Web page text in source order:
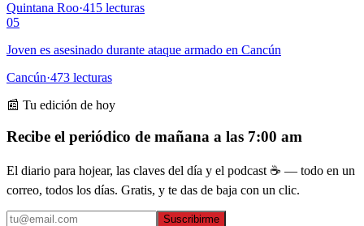
Quintana Roo·415 lecturas
05
Joven es asesinado durante ataque armado en Cancún
Cancún·473 lecturas
📰 Tu edición de hoy
Recibe el periódico de mañana a las 7:00 am
El diario para hojear, las claves del día y el podcast ☕ — todo en un
correo, todos los días. Gratis, y te das de baja con un clic.
Suscribirme